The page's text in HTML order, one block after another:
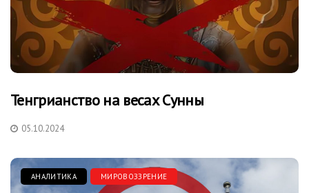
Тенгрианство на весах Сунны
05.10.2024
АНАЛИТИКА МИРОВОЗЗРЕНИЕ